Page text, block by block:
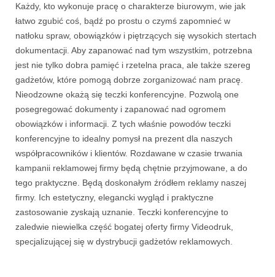
Każdy, kto wykonuje pracę o charakterze biurowym, wie jak
łatwo zgubić coś, bądź po prostu o czymś zapomnieć w
natłoku spraw, obowiązków i piętrzących się wysokich stertach
dokumentacji. Aby zapanować nad tym wszystkim, potrzebna
jest nie tylko dobra pamięć i rzetelna praca, ale także szereg
gadżetów, które pomogą dobrze zorganizować nam pracę.
Nieodzowne okażą się teczki konferencyjne. Pozwolą one
posegregować dokumenty i zapanować nad ogromem
obowiązków i informacji. Z tych właśnie powodów teczki
konferencyjne to idealny pomysł na prezent dla naszych
współpracowników i klientów. Rozdawane w czasie trwania
kampanii reklamowej firmy będą chętnie przyjmowane, a do
tego praktyczne. Będą doskonałym źródłem reklamy naszej
firmy. Ich estetyczny, elegancki wygląd i praktyczne
zastosowanie zyskają uznanie. Teczki konferencyjne to
zaledwie niewielka część bogatej oferty firmy Videodruk,
specjalizującej się w dystrybucji gadżetów reklamowych.